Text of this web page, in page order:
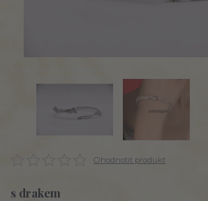
Ohodnotit produkt
s drakem